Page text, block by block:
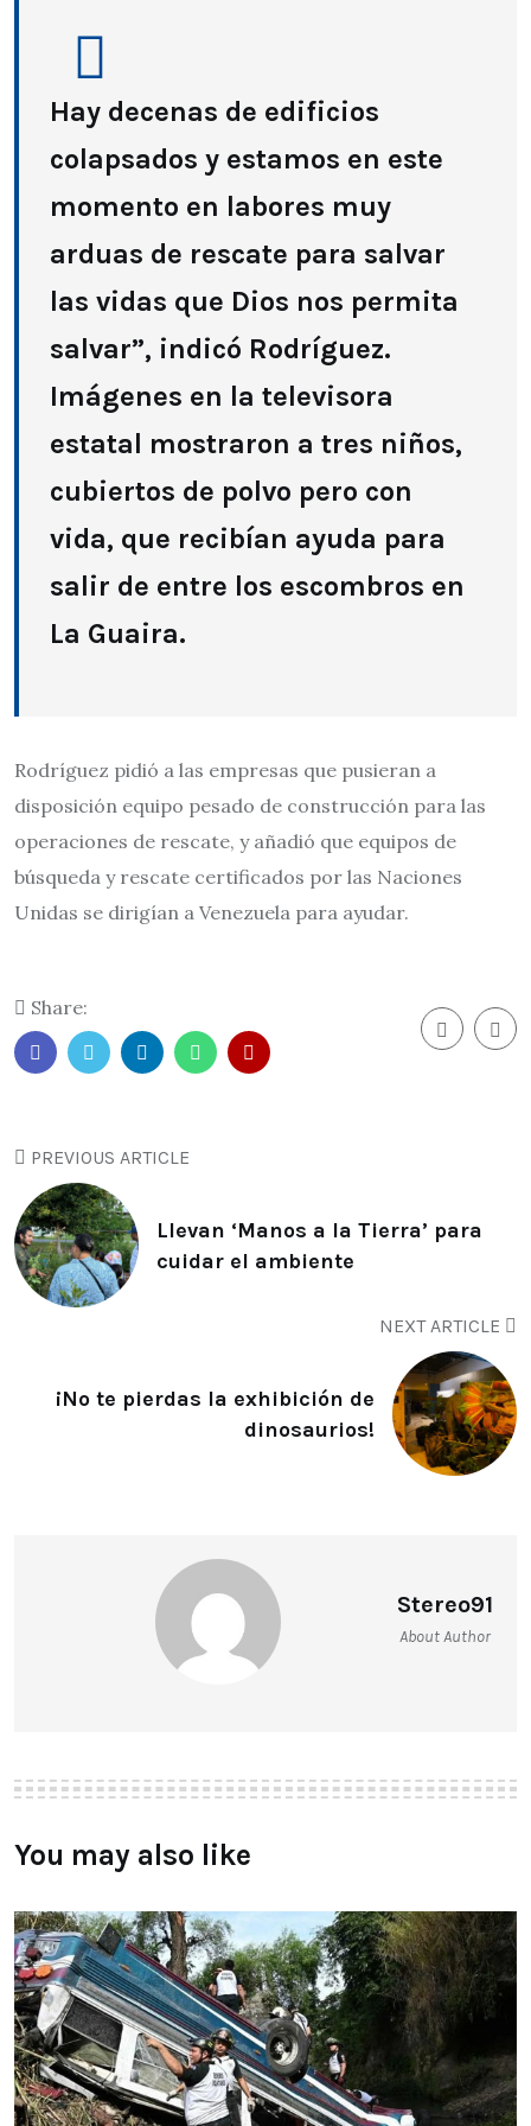
Hay decenas de edificios
colapsados y estamos en este
momento en labores muy
arduas de rescate para salvar
las vidas que Dios nos permita
salvar”, indicó Rodríguez.
Imágenes en la televisora
estatal mostraron a tres niños,
cubiertos de polvo pero con
vida, que recibían ayuda para
salir de entre los escombros en
La Guaira.
Rodríguez pidió a las empresas que pusieran a
disposición equipo pesado de construcción para las
operaciones de rescate, y añadió que equipos de
búsqueda y rescate certificados por las Naciones
Unidas se dirigían a Venezuela para ayudar.
Share:
PREVIOUS ARTICLE
Llevan ‘Manos a la Tierra’ para
cuidar el ambiente
NEXT ARTICLE
¡No te pierdas la exhibición de
dinosaurios!
Stereo91
About Author
You may also like